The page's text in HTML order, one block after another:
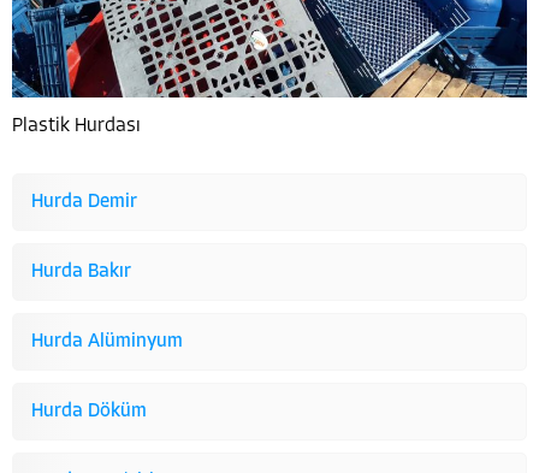
Plastik Hurdası
Hurda Demir
Hurda Bakır
Hurda Alüminyum
Hurda Döküm